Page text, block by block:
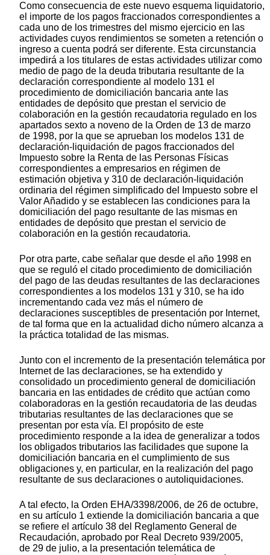
Como consecuencia de este nuevo esquema liquidatorio,
el importe de los pagos fraccionados correspondientes a
cada uno de los trimestres del mismo ejercicio en las
actividades cuyos rendimientos se someten a retención o
ingreso a cuenta podrá ser diferente. Esta circunstancia
impedirá a los titulares de estas actividades utilizar como
medio de pago de la deuda tributaria resultante de la
declaración correspondiente al modelo 131 el
procedimiento de domiciliación bancaria ante las
entidades de depósito que prestan el servicio de
colaboración en la gestión recaudatoria regulado en los
apartados sexto a noveno de la Orden de 13 de marzo
de 1998, por la que se aprueban los modelos 131 de
declaración-liquidación de pagos fraccionados del
Impuesto sobre la Renta de las Personas Físicas
correspondientes a empresarios en régimen de
estimación objetiva y 310 de declaración-liquidación
ordinaria del régimen simplificado del Impuesto sobre el
Valor Añadido y se establecen las condiciones para la
domiciliación del pago resultante de las mismas en
entidades de depósito que prestan el servicio de
colaboración en la gestión recaudatoria.
Por otra parte, cabe señalar que desde el año 1998 en
que se reguló el citado procedimiento de domiciliación
del pago de las deudas resultantes de las declaraciones
correspondientes a los modelos 131 y 310, se ha ido
incrementando cada vez más el número de
declaraciones susceptibles de presentación por Internet,
de tal forma que en la actualidad dicho número alcanza a
la práctica totalidad de las mismas.
Junto con el incremento de la presentación telemática por
Internet de las declaraciones, se ha extendido y
consolidado un procedimiento general de domiciliación
bancaria en las entidades de crédito que actúan como
colaboradoras en la gestión recaudatoria de las deudas
tributarias resultantes de las declaraciones que se
presentan por esta vía. El propósito de este
procedimiento responde a la idea de generalizar a todos
los obligados tributarios las facilidades que supone la
domiciliación bancaria en el cumplimiento de sus
obligaciones y, en particular, en la realización del pago
resultante de sus declaraciones o autoliquidaciones.
A tal efecto, la Orden EHA/3398/2006, de 26 de octubre,
en su artículo 1 extiende la domiciliación bancaria a que
se refiere el artículo 38 del Reglamento General de
Recaudación, aprobado por Real Decreto 939/2005,
de 29 de julio, a la presentación telemática de